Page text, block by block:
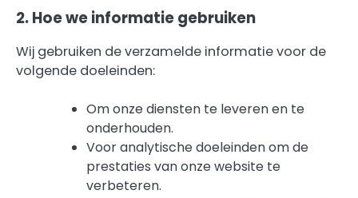
2. Hoe we informatie gebruiken
Wij gebruiken de verzamelde informatie voor de
volgende doeleinden:
Om onze diensten te leveren en te
onderhouden.
Voor analytische doeleinden om de
prestaties van onze website te
verbeteren.